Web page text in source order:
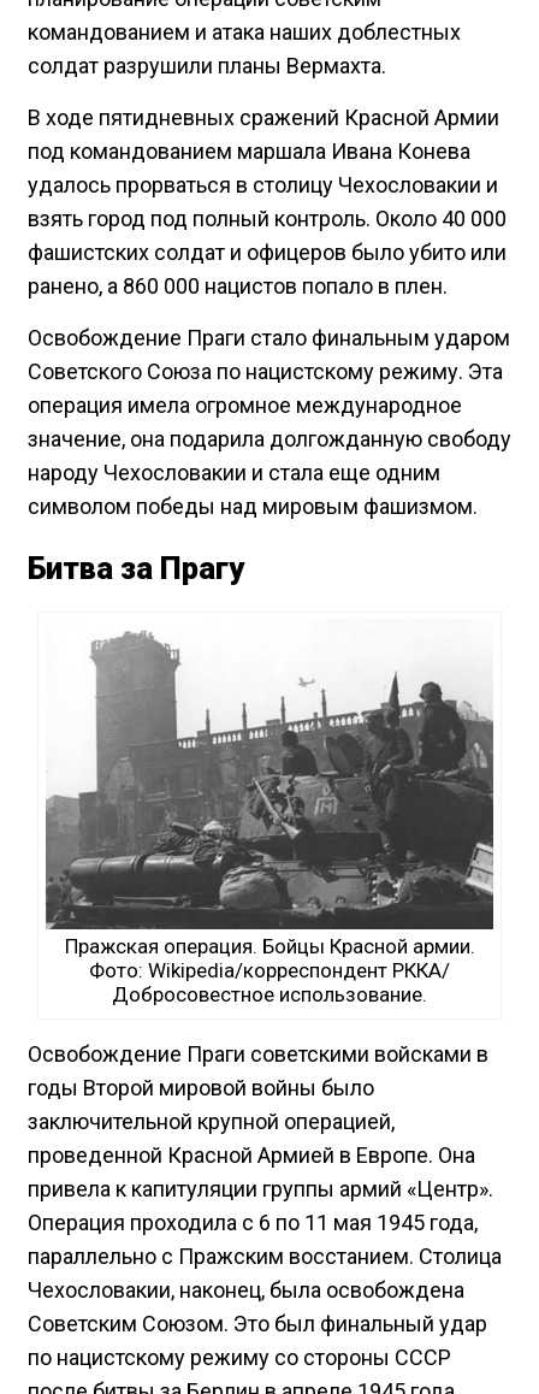
командованием и атака наших доблестных
солдат разрушили планы Вермахта.
В ходе пятидневных сражений Красной Армии
под командованием маршала Ивана Конева
удалось прорваться в столицу Чехословакии и
взять город под полный контроль. Около 40 000
фашистских солдат и офицеров было убито или
ранено, а 860 000 нацистов попало в плен.
Освобождение Праги стало финальным ударом
Советского Союза по нацистскому режиму. Эта
операция имела огромное международное
значение, она подарила долгожданную свободу
народу Чехословакии и стала еще одним
символом победы над мировым фашизмом.
Битва за Прагу
Пражская операция. Бойцы Красной армии.
Фото: Wikipedia/корреспондент РККА/
Добросовестное использование.
Освобождение Праги советскими войсками в
годы Второй мировой войны было
заключительной крупной операцией,
проведенной Красной Армией в Европе. Она
привела к капитуляции группы армий «Центр».
Операция проходила с 6 по 11 мая 1945 года,
параллельно с Пражским восстанием. Столица
Чехословакии, наконец, была освобождена
Советским Союзом. Это был финальный удар
по нацистскому режиму со стороны СССР